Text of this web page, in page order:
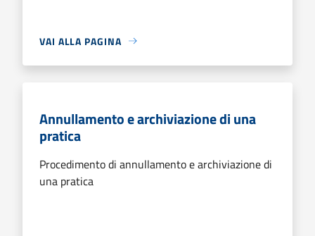
VAI ALLA PAGINA
Annullamento e archiviazione di una
pratica
Procedimento di annullamento e archiviazione di
una pratica